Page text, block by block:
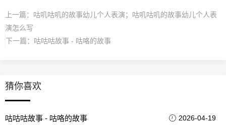
上一篇： 咕叽咕叽的故事幼儿个人表演；咕叽咕叽的故事幼儿个人表
演怎么写
下一篇： 咕咕咕故事 - 咕咯的故事
猜你喜欢
咕咕咕故事 - 咕咯的故事 2026-04-19